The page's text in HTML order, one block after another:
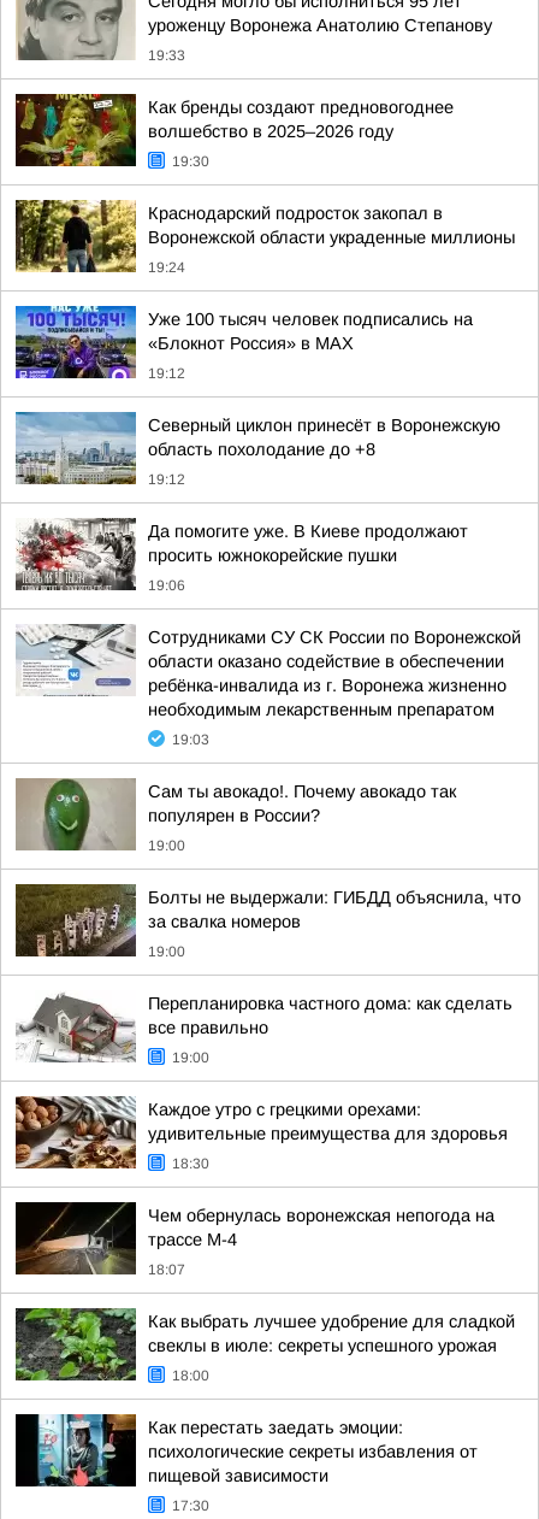
уроженцу Воронежа Анатолию Степанову
19:33
Как бренды создают предновогоднее
волшебство в 2025–2026 году
19:30
Краснодарский подросток закопал в
Воронежской области украденные миллионы
19:24
Уже 100 тысяч человек подписались на
«Блокнот Россия» в МАХ
19:12
Северный циклон принесёт в Воронежскую
область похолодание до +8
19:12
Да помогите уже. В Киеве продолжают
просить южнокорейские пушки
19:06
Сотрудниками СУ СК России по Воронежской
области оказано содействие в обеспечении
ребёнка-инвалида из г. Воронежа жизненно
необходимым лекарственным препаратом
19:03
Сам ты авокадо!. Почему авокадо так
популярен в России?
19:00
Болты не выдержали: ГИБДД объяснила, что
за свалка номеров
19:00
Перепланировка частного дома: как сделать
все правильно
19:00
Каждое утро с грецкими орехами:
удивительные преимущества для здоровья
18:30
Чем обернулась воронежская непогода на
трассе М-4
18:07
Как выбрать лучшее удобрение для сладкой
свеклы в июле: секреты успешного урожая
18:00
Как перестать заедать эмоции:
психологические секреты избавления от
пищевой зависимости
17:30